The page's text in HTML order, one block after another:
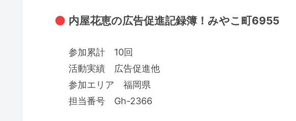
内屋花恵の広告促進記録簿！みやこ町6955
参加累計 10回
活動実績 広告促進他
参加エリア 福岡県
担当番号 Gh-2366